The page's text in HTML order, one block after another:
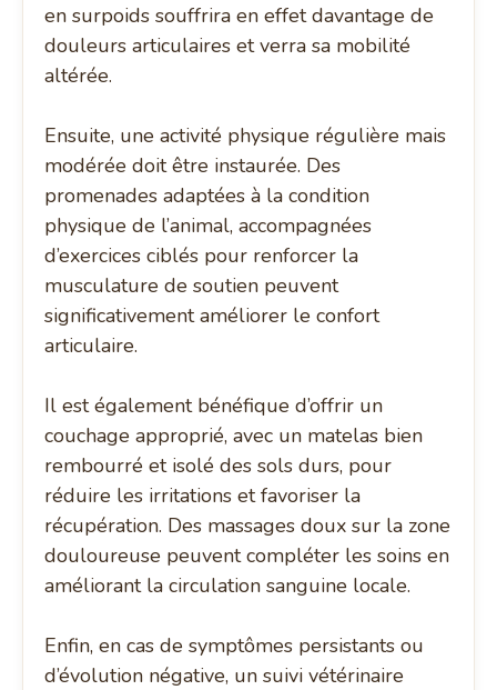
en surpoids souffrira en effet davantage de
douleurs articulaires et verra sa mobilité
altérée.
Ensuite, une activité physique régulière mais
modérée doit être instaurée. Des
promenades adaptées à la condition
physique de l’animal, accompagnées
d’exercices ciblés pour renforcer la
musculature de soutien peuvent
significativement améliorer le confort
articulaire.
Il est également bénéfique d’offrir un
couchage approprié, avec un matelas bien
rembourré et isolé des sols durs, pour
réduire les irritations et favoriser la
récupération. Des massages doux sur la zone
douloureuse peuvent compléter les soins en
améliorant la circulation sanguine locale.
Enfin, en cas de symptômes persistants ou
d’évolution négative, un suivi vétérinaire